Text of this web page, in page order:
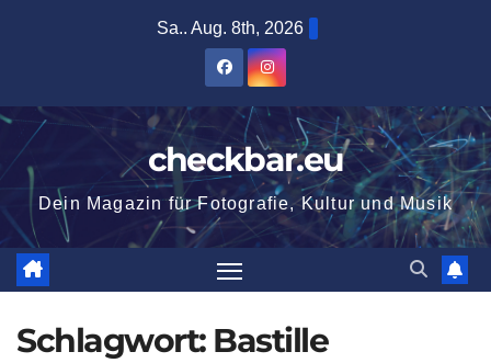
Sa.. Aug. 8th, 2026
checkbar.eu
Dein Magazin für Fotografie, Kultur und Musik
Schlagwort: Bastille